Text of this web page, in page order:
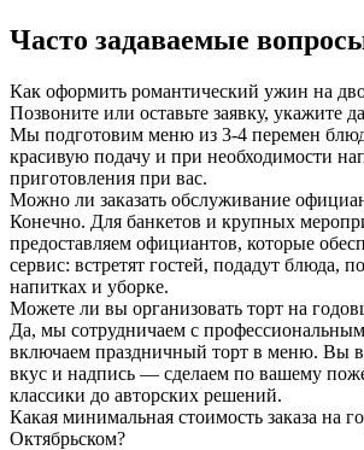
Часто задаваемые
Как оформить романтический ужин на
Позвоните или оставьте заявку, укажите
Мы подготовим меню из 3-4 перемен
красивую подачу и при необходимости
приготовления при вас.
Можно ли заказать обслуживание
Конечно. Для банкетов и крупных
предоставляем официантов, которые
сервис: встретят гостей, подадут блюда,
напитках и уборке.
Можете ли вы организовать торт на
Да, мы сотрудничаем с
включаем праздничный торт в меню. Вы
вкус и надпись — сделаем по вашему
классики до авторских решений.
Какая минимальная стоимость заказа на
Октябрьском?